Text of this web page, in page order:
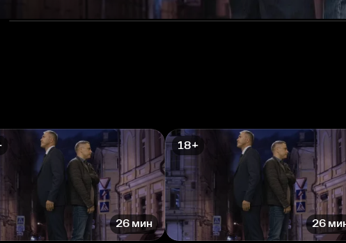
26 мин
18+
26